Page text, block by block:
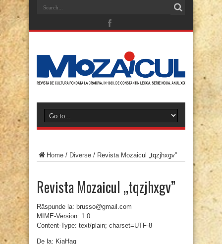
Home / Diverse / Revista Mozaicul „tqzjhxgv”
Revista Mozaicul „tqzjhxgv”
Răspunde la: brusso@gmail.com
MIME-Version: 1.0
Content-Type: text/plain; charset=UTF-8
De la: KiaHag